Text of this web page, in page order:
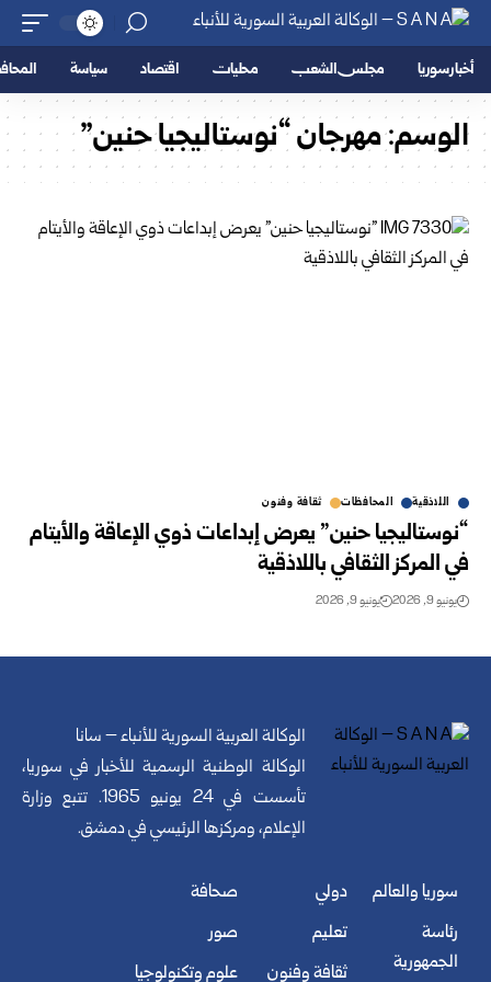
أخبار سوريا مجلس الشعب محليات اقتصاد سياسة
الوسم:مهرجان “نوستاليجيا حنين”
اللاذقية المحافظات ثقافة وفنون
“نوستاليجيا حنين” يعرض إبداعات ذوي الإعاقة والأيتام
في المركز الثقافي باللاذقية
يونيو 9, 2026 يونيو 9, 2026
الوكالة العربية السورية للأنباء – سانا
الوكالة الوطنية الرسمية للأخبار في سوريا،
تأسست في 24 يونيو 1965. تتبع وزارة
الإعلام، ومركزها الرئيسي في دمشق.
سوريا والعالم
رئاسة
الجمهورية
دولي
تعليم
ثقافة وفنون
صحافة
صور
علوم وتكنولوجيا